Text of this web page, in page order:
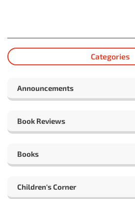
Categories
Announcements
Book Reviews
Books
Children's Corner